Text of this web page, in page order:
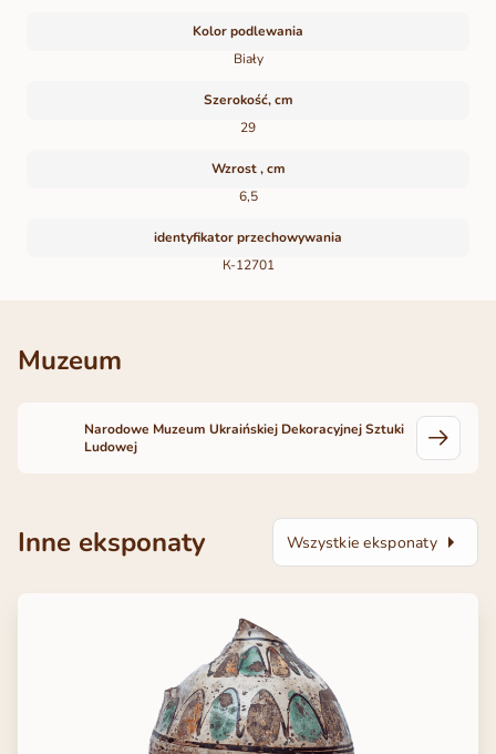
Kolor podlewania
Biały
Szerokość, cm
29
Wzrost , cm
6,5
identyfikator przechowywania
К-12701
Muzeum
Narodowe Muzeum Ukraińskiej Dekoracyjnej Sztuki
Ludowej
Inne eksponaty Wszystkie eksponaty